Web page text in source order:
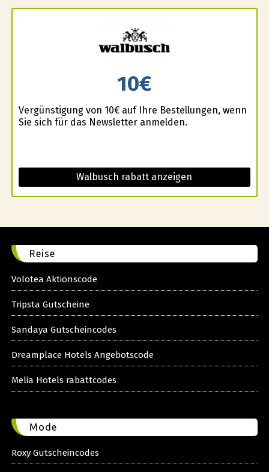
10€
Vergünstigung von 10€ auf Ihre Bestellungen, wenn
Sie sich für das Newsletter anmelden.
Walbusch rabatt anzeigen
Reise
Volotea Aktionscode
Tripsta Gutscheine
Sandaya Gutscheincodes
Dreamplace Hotels Angebotscode
Melia Hotels rabattcodes
Mode
Roxy Gutscheincodes